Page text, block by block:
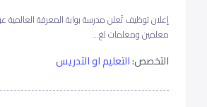
إعلان توظيف تُعلن مدرسة بوابة المعرفة العالمية
معلمين ومعلمات لغ...
التخصص:التعليم او التدريس